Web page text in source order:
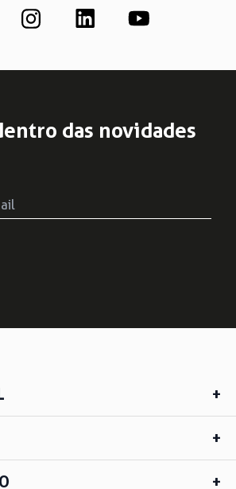
Você sabe qual a […]
das novidades